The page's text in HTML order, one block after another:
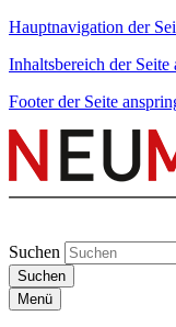
Hauptnavigation der
Inhaltsbereich der Seite
Footer der Seite
Suchen
Suchen
Menü